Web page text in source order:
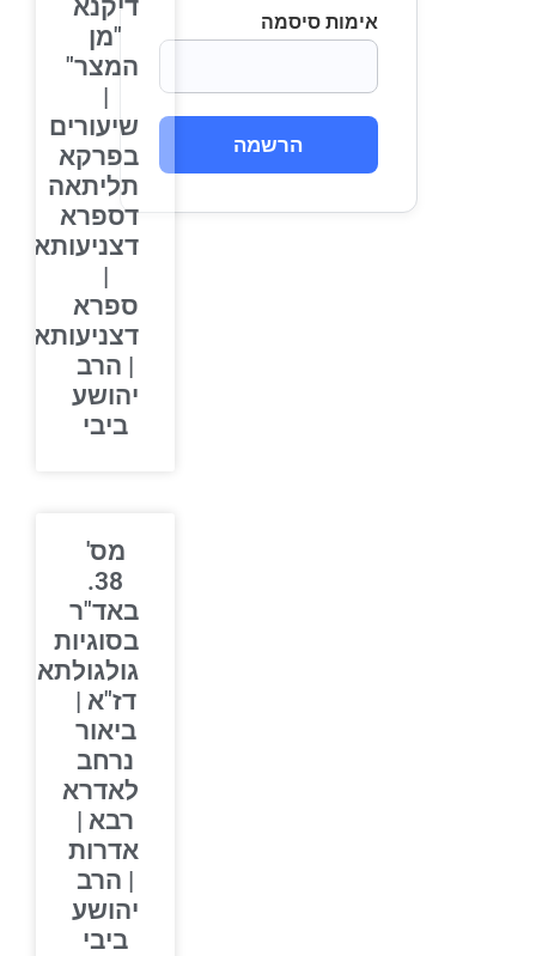
אימות סיסמה
הרשמה
דיקנא
"מן
המצר"
שיעורים
בפרקא
תליתאה
דספרא
דצניעותא
ספרא
דצניעותא
| הרב
יהושע
ביבי
מס'
38.
באד"ר
בסוגיות
גולגולתא
דז"א |
ביאור
נרחב
לאדרא
רבא |
אדרות
| הרב
יהושע
ביבי